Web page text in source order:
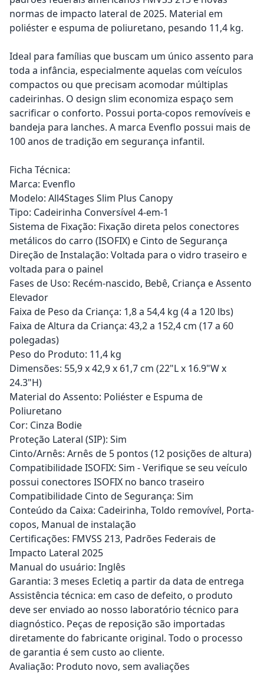
normas de impacto lateral de 2025. Material em
poliéster e espuma de poliuretano, pesando 11,4 kg.
Ideal para famílias que buscam um único assento para
toda a infância, especialmente aquelas com veículos
compactos ou que precisam acomodar múltiplas
cadeirinhas. O design slim economiza espaço sem
sacrificar o conforto. Possui porta-copos removíveis e
bandeja para lanches. A marca Evenflo possui mais de
100 anos de tradição em segurança infantil.
Ficha Técnica:
Marca: Evenflo
Modelo: All4Stages Slim Plus Canopy
Tipo: Cadeirinha Conversível 4-em-1
Sistema de Fixação: Fixação direta pelos conectores
metálicos do carro (ISOFIX) e Cinto de Segurança
Direção de Instalação: Voltada para o vidro traseiro e
voltada para o painel
Fases de Uso: Recém-nascido, Bebê, Criança e Assento
Elevador
Faixa de Peso da Criança: 1,8 a 54,4 kg (4 a 120 lbs)
Faixa de Altura da Criança: 43,2 a 152,4 cm (17 a 60
polegadas)
Peso do Produto: 11,4 kg
Dimensões: 55,9 x 42,9 x 61,7 cm (22"L x 16.9"W x
24.3"H)
Material do Assento: Poliéster e Espuma de
Poliuretano
Cor: Cinza Bodie
Proteção Lateral (SIP): Sim
Cinto/Arnês: Arnês de 5 pontos (12 posições de altura)
Compatibilidade ISOFIX: Sim - Verifique se seu veículo
possui conectores ISOFIX no banco traseiro
Compatibilidade Cinto de Segurança: Sim
Conteúdo da Caixa: Cadeirinha, Toldo removível, Porta-
copos, Manual de instalação
Certificações: FMVSS 213, Padrões Federais de
Impacto Lateral 2025
Manual do usuário: Inglês
Garantia: 3 meses Ecletiq a partir da data de entrega
Assistência técnica: em caso de defeito, o produto
deve ser enviado ao nosso laboratório técnico para
diagnóstico. Peças de reposição são importadas
diretamente do fabricante original. Todo o processo
de garantia é sem custo ao cliente.
Avaliação: Produto novo, sem avaliações